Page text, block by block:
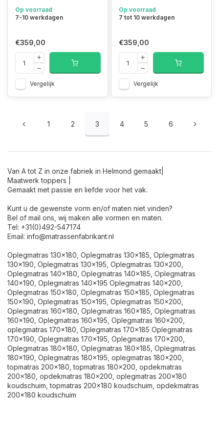
Op voorraad
7-10 werkdagen
€359,00
Vergelijk
Op voorraad
7 tot 10 werkdagen
€359,00
Vergelijk
1 2 3 4 5 6
Van A tot Z in onze fabriek in Helmond gemaakt|
Maatwerk toppers |
Gemaakt met passie en liefde voor het vak.
Kunt u de gewenste vorm en/of maten niet vinden?
Bel of mail ons, wij maken alle vormen en maten.
Tel: +31(0)492-547174
Email: info@matrassenfabrikant.nl
Oplegmatras 130x180, Oplegmatras 130x185, Oplegmatras
130x190, Oplegmatras 130x195, Oplegmatras 130x200,
Oplegmatras 140x180, Oplegmatras 140x185, Oplegmatras
140x190, Oplegmatras 140x195 Oplegmatras 140x200,
Oplegmatras 150x180, Oplegmatras 150x185, Oplegmatras
150x190, Oplegmatras 150x195, Oplegmatras 150x200,
Oplegmatras 160x180, Oplegmatras 160x185, Oplegmatras
160x190, Oplegmatras 160x195, Oplegmatras 160x200,
oplegmatras 170x180, Oplegmatras 170x185 Oplegmatras
170x190, Oplegmatras 170x195, Oplegmatras 170x200,
Oplegmatras 180x180, Oplegmatras 180x185, Oplegmatras
180x190, Oplegmatras 180x195, oplegmatras 180x200,
topmatras 200x180, topmatras 180x200, opdekmatras
200x180, opdekmatras 180x200, oplegmatras 200x180
koudschuim, topmatras 200x180 koudschuim, opdekmatras
200x180 koudschuim